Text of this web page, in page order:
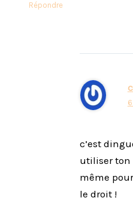
Répondre
c’est
utiliser ton
même
le droit !